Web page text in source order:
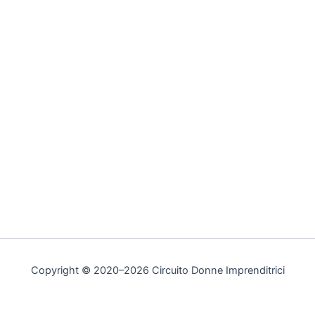
Copyright © 2020–2026 Circuito Donne Imprenditrici